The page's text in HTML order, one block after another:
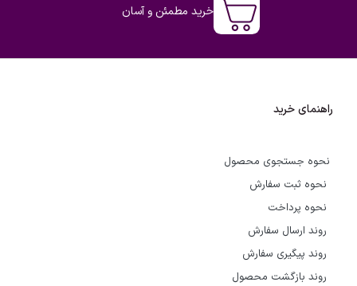
خرید مطمئن و آسان
راهنمای خرید
نحوه جستجوی محصول
نحوه ثبت سفارش
نحوه پرداخت
روند ارسال سفارش
روند پیگیری سفارش
روند بازگشت محصول